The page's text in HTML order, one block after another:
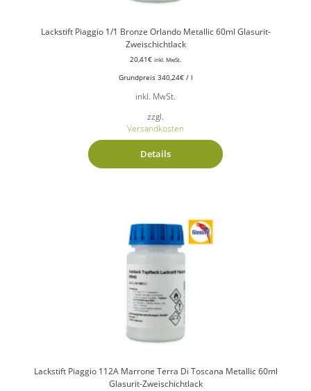
Lackstift Piaggio 1/1 Bronze Orlando Metallic 60ml Glasurit-
Zweischichtlack
20,41€ inkl. MwSt.
Grundpreis 340,24€/ l
inkl. MwSt.
zzgl.
Versandkosten
Details
Lackstift Piaggio 112A Marrone Terra Di Toscana Metallic 60ml
Glasurit-Zweischichtlack